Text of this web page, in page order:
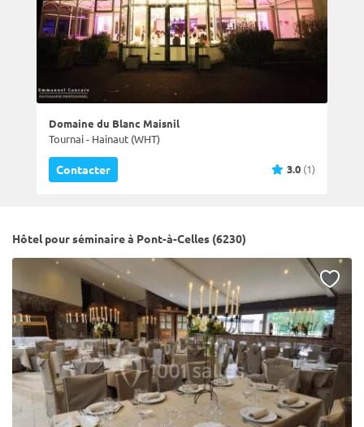
Domaine du Blanc Maisnil
Tournai - Hainaut (WHT)
Contacter 3.0 (1)
Hôtel pour séminaire à Pont-à-Celles (6230)